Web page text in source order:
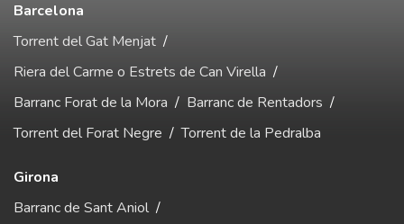
Barcelona
Torrent del Gat Menjat /
Riera del Carme o Estrets de Can Virella /
Barranc Forat de la Mora / Barranc de Rentadors /
Torrent del Forat Negre /Torrent de la Pedralba
Girona
Barranc de Sant Aniol /